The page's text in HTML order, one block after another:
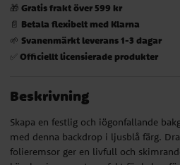
🎁 Gratis frakt över 599 kr
📄 Betala flexibelt med Klarna
🌱 Svanenmärkt leverans 1-3 dagar
✅ Officiellt licensierade produkter
Beskrivning
Skapa en festlig och iögonfallande
med denna backdrop i ljusblå färg.
folieremsor ger en livfull och